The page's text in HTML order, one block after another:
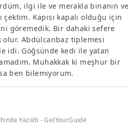
ilgi ile ve merakla binanın
Kapısı kapalı olduğu için
göremedik. Bir dahaki sefere
Abdülcanbaz tiplemesi
idi. Göğsünde kedi ile yatan
Muhakkak ki meşhur bir
ben bilemiyorum.
Yazıldı - GetYourGuide